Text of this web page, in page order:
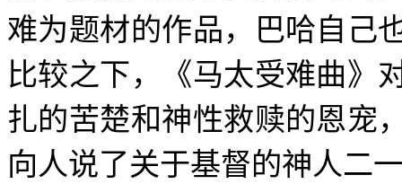
难为题材的作品，巴哈自己
比较之下，《马太受难曲》
扎的苦楚和神性救赎的恩宠
向人说了关于基督的神人二